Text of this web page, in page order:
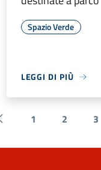
Spazio Verde
LEGGI DI PIÙ
Pagina precedente
1 2 3